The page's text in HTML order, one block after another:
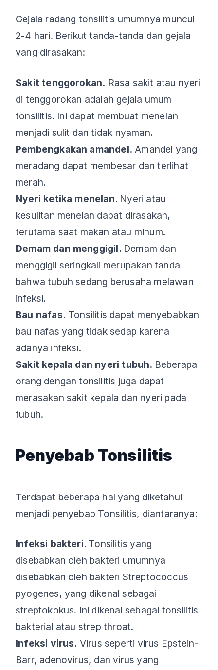
Gejala radang tonsilitis umumnya muncul
2-4 hari. Berikut tanda-tanda dan gejala
yang dirasakan:
Sakit tenggorokan. Rasa sakit atau nyeri
di tenggorokan adalah gejala umum
tonsilitis. Ini dapat membuat menelan
menjadi sulit dan tidak nyaman.
Pembengkakan amandel. Amandel yang
meradang dapat membesar dan terlihat
merah.
Nyeri ketika menelan. Nyeri atau
kesulitan menelan dapat dirasakan,
terutama saat makan atau minum.
Demam dan menggigil. Demam dan
menggigil seringkali merupakan tanda
bahwa tubuh sedang berusaha melawan
infeksi.
Bau nafas. Tonsilitis dapat menyebabkan
bau nafas yang tidak sedap karena
adanya infeksi.
Sakit kepala dan nyeri tubuh. Beberapa
orang dengan tonsilitis juga dapat
merasakan sakit kepala dan nyeri pada
tubuh.
Penyebab Tonsilitis
Terdapat beberapa hal yang diketahui
menjadi penyebab Tonsilitis, diantaranya:
Infeksi bakteri. Tonsilitis yang
disebabkan oleh bakteri umumnya
disebabkan oleh bakteri Streptococcus
pyogenes, yang dikenal sebagai
streptokokus. Ini dikenal sebagai tonsilitis
bakterial atau strep throat.
Infeksi virus. Virus seperti virus Epstein-
Barr, adenovirus, dan virus yang